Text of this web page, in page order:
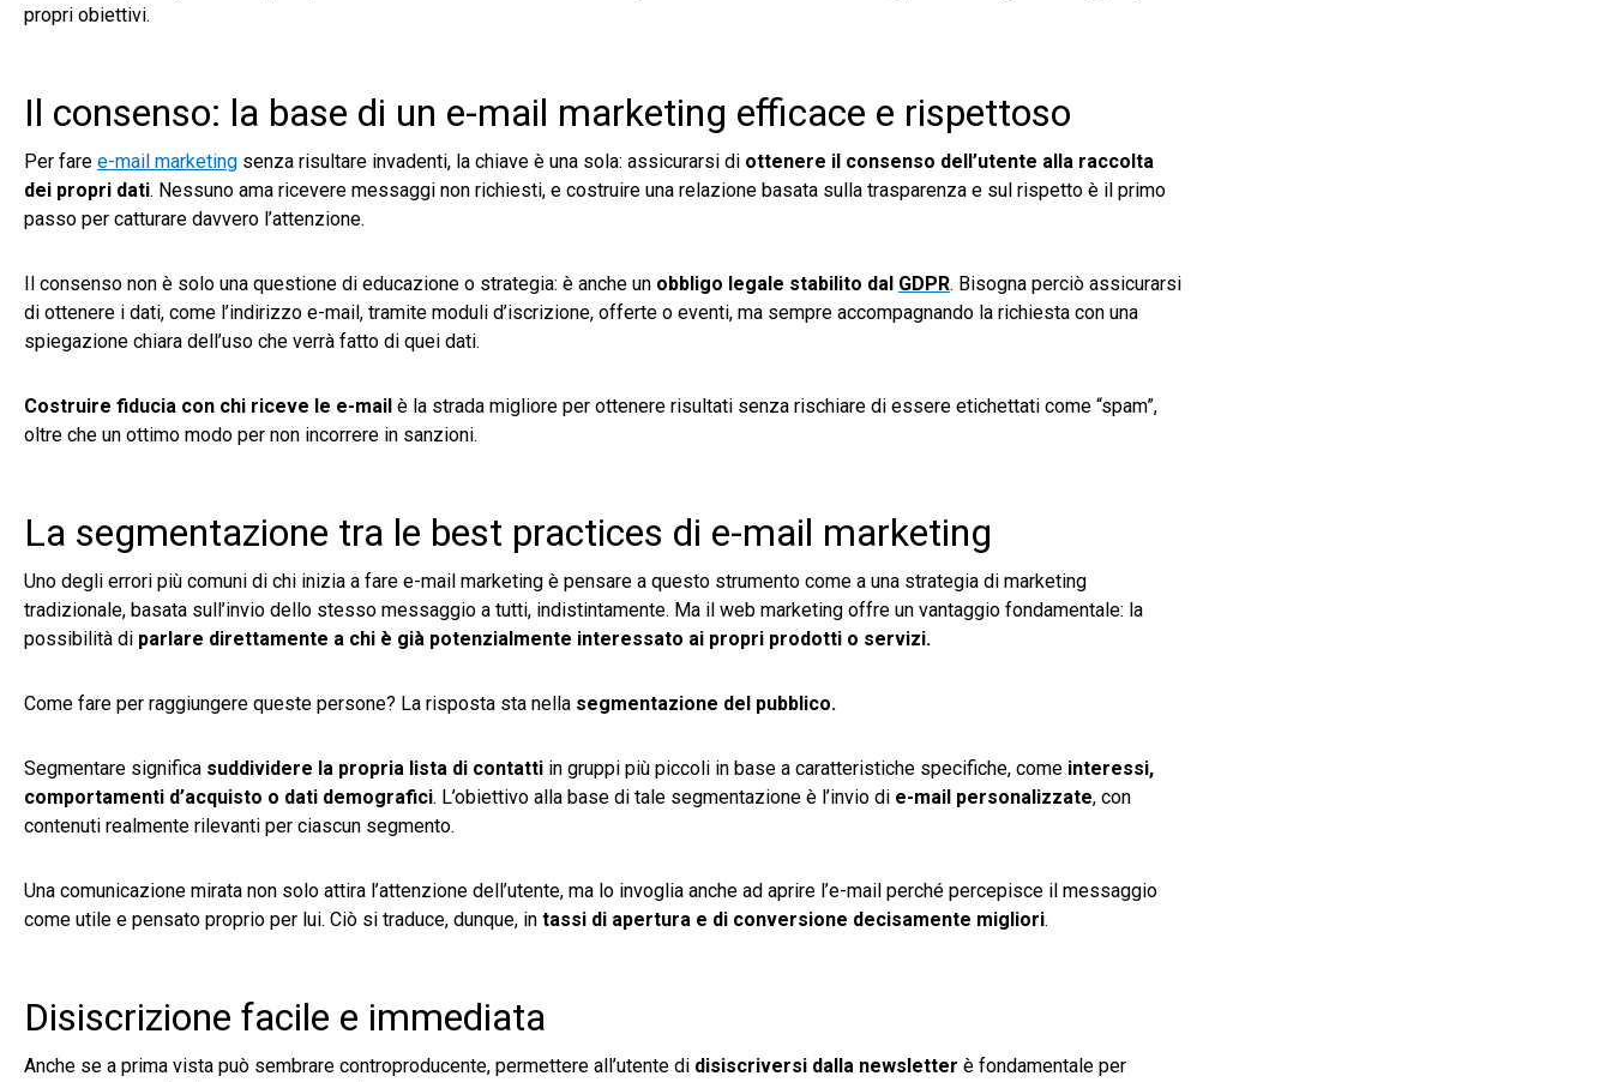
propri obiettivi.
Il consenso: la base di un e-mail marketing efficace e rispettoso
Per fare e-mail marketing senza risultare invadenti, la chiave è una sola: assicurarsi di ottenere il consenso dell’utente alla raccolta
dei propri dati. Nessuno ama ricevere messaggi non richiesti, e costruire una relazione basata sulla trasparenza e sul rispetto è il primo
passo per catturare davvero l’attenzione.
Il consenso non è solo una questione di educazione o strategia: è anche un obbligo legale stabilito dal GDPR. Bisogna perciò assicurarsi
di ottenere i dati, come l’indirizzo e-mail, tramite moduli d’iscrizione, offerte o eventi, ma sempre accompagnando la richiesta con una
spiegazione chiara dell’uso che verrà fatto di quei dati.
Costruire fiducia con chi riceve le e-mail è la strada migliore per ottenere risultati senza rischiare di essere etichettati come “spam”,
oltre che un ottimo modo per non incorrere in sanzioni.
La segmentazione tra le best practices di e-mail marketing
Uno degli errori più comuni di chi inizia a fare e-mail marketing è pensare a questo strumento come a una strategia di marketing
tradizionale, basata sull’invio dello stesso messaggio a tutti, indistintamente. Ma il web marketing offre un vantaggio fondamentale: la
possibilità di parlare direttamente a chi è già potenzialmente interessato ai propri prodotti o servizi.
Come fare per raggiungere queste persone? La risposta sta nella segmentazione del pubblico.
Segmentare significa suddividere la propria lista di contatti in gruppi più piccoli in base a caratteristiche specifiche, come interessi,
comportamenti d’acquisto o dati demografici. L’obiettivo alla base di tale segmentazione è l’invio di e-mail personalizzate, con
contenuti realmente rilevanti per ciascun segmento.
Una comunicazione mirata non solo attira l’attenzione dell’utente, ma lo invoglia anche ad aprire l’e-mail perché percepisce il messaggio
come utile e pensato proprio per lui. Ciò si traduce, dunque, in tassi di apertura e di conversione decisamente migliori.
Disiscrizione facile e immediata
Anche se a prima vista può sembrare controproducente, permettere all’utente di disiscriversi dalla newsletter è fondamentale per